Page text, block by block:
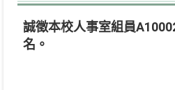
誠徵本校人事室組員
名。